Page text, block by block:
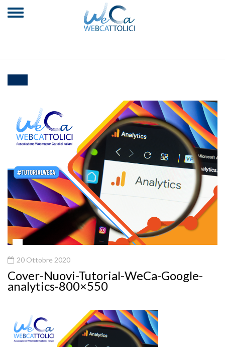
20 Ottobre 2020
Cover-Nuovi-Tutorial-WeCa-Google-
analytics-800×550